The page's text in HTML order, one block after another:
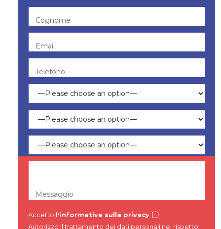
Cognome
Email
Telefono
Messaggio
Accetto l'informativa sulla privacy
Autorizzo il trattamento dei dati personali nel rispetto